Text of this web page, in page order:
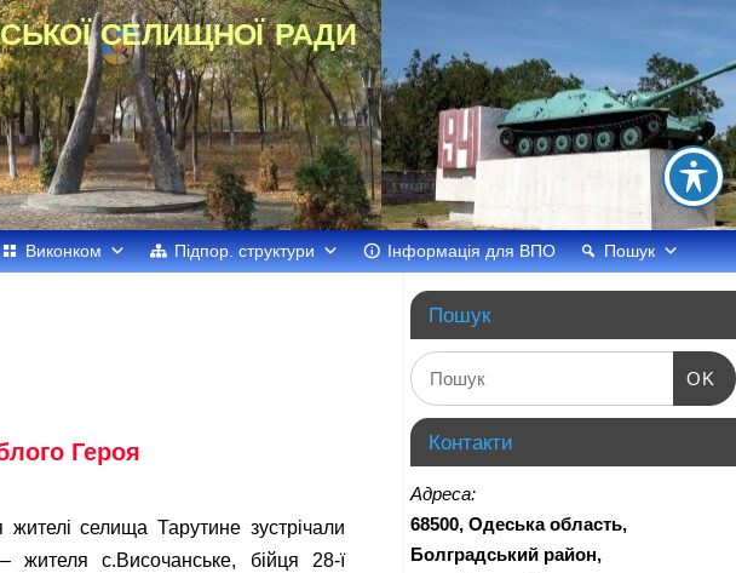
селищної ради
Виконком Підпор. структури Інформація для ВПО Пошук
Героя
селища Тарутине зустрічали
жителя с.Височанське, бійця 28-ї
Пошук
OK
Контакти
Адреса:
68500, Одеська область,
Болградський район,